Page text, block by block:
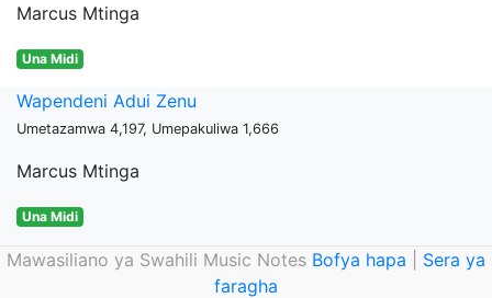
Marcus Mtinga
Una Midi
Wapendeni Adui Zenu
Umetazamwa 4,197, Umepakuliwa 1,666
Marcus Mtinga
Una Midi
Mawasiliano ya Swahili Music Notes Bofya hapa
Sera ya
faragha